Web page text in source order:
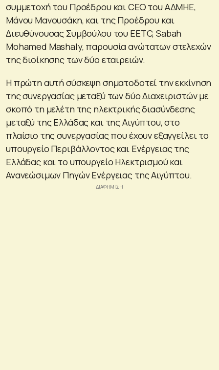
συμμετοχή του Προέδρου και CEO του ΑΔΜΗΕ,
Μάνου Μανουσάκη, και της Προέδρου και
Διευθύνουσας Συμβούλου του EETC, Sabah
Mohamed Mashaly, παρουσία ανώτατων στελεχών
της διοίκησης των δύο εταιρειών.
Η πρώτη αυτή σύσκεψη σηματοδοτεί την εκκίνηση
της συνεργασίας μεταξύ των δύο Διαχειριστών με
σκοπό τη μελέτη της ηλεκτρικής διασύνδεσης
μεταξύ της Ελλάδας και της Αιγύπτου, στο
πλαίσιο της συνεργασίας που έχουν εξαγγείλει το
υπουργείο Περιβάλλοντος και Ενέργειας της
Ελλάδας και το υπουργείο Ηλεκτρισμού και
Ανανεώσιμων Πηγών Ενέργειας της Αιγύπτου.